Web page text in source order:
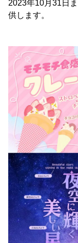
2023年10月31日
供します。